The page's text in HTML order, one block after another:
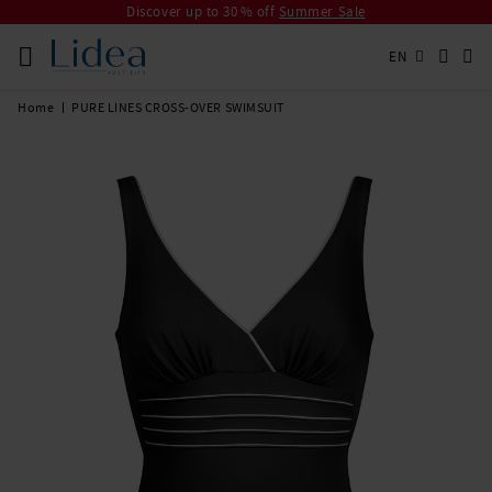
Discover up to 30 % off Summer Sale
EN
Home PURE LINES CROSS-OVER SWIMSUIT